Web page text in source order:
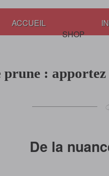
ACCUEIL
SHOP
prune :
De la